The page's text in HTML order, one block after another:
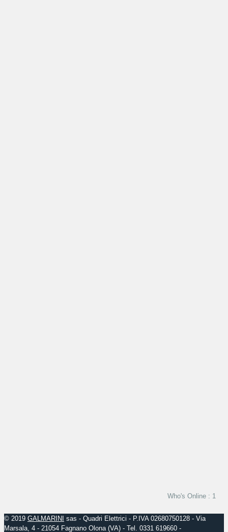
Who's Online : 1
© 2019 GALMARINI sas - Quadri Elettrici - P.IVA 02680750128 - Via
Marsala, 4 - 21054 Fagnano Olona (VA) - Tel. 0331 619660 -